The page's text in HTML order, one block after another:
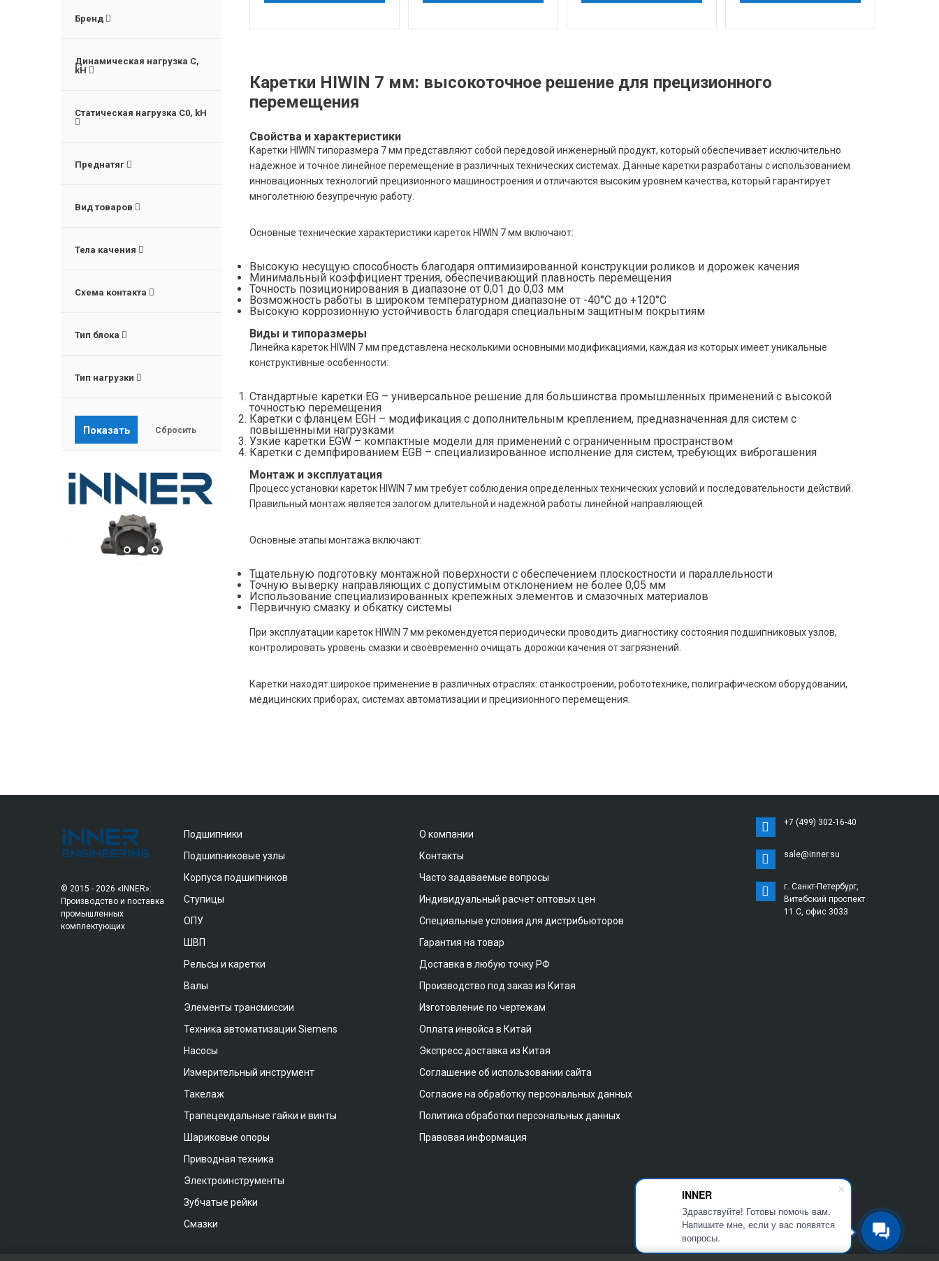
INNER
Здравствуйте! Готовы помочь вам.
Напишите мне, если у вас появятся
вопросы.
Бренд
Динамическая нагрузка C,
kН
Статическая нагрузка C0, kH
Преднатяг
Вид товаров
Тела качения
Схема контакта
Тип блока
Тип нагрузки
Каретки HIWIN 7 мм: высокоточное решение для прецизионного
перемещения
Свойства и характеристики
Каретки HIWIN типоразмера 7 мм представляют собой передовой инженерный продукт, который обеспечивает исключительно
надежное и точное линейное перемещение в различных технических системах. Данные каретки разработаны с использованием
инновационных технологий прецизионного машиностроения и отличаются высоким уровнем качества, который гарантирует
многолетнюю безупречную работу.
Основные технические характеристики кареток HIWIN 7 мм включают:
Высокую несущую способность благодаря оптимизированной конструкции роликов и дорожек качения
Минимальный коэффициент трения, обеспечивающий плавность перемещения
Точность позиционирования в диапазоне от 0,01 до 0,03 мм
Возможность работы в широком температурном диапазоне от -40°C до +120°C
Высокую коррозионную устойчивость благодаря специальным защитным покрытиям
Виды и типоразмеры
Линейка кареток HIWIN 7 мм представлена несколькими основными модификациями, каждая из которых имеет уникальные
конструктивные особенности:
Стандартные каретки EG – универсальное решение для большинства промышленных применений с высокой
точностью перемещения
Каретки с фланцем EGH – модификация с дополнительным креплением, предназначенная для систем с
повышенными нагрузками
Узкие каретки EGW – компактные модели для применений с ограниченным пространством
Каретки с демпфированием EGB – специализированное исполнение для систем, требующих виброгашения
Монтаж и эксплуатация
Процесс установки кареток HIWIN 7 мм требует соблюдения определенных технических условий и последовательности действий.
Правильный монтаж является залогом длительной и надежной работы линейной направляющей.
Основные этапы монтажа включают:
Тщательную подготовку монтажной поверхности с обеспечением плоскостности и параллельности
Точную выверку направляющих с допустимым отклонением не более 0,05 мм
Использование специализированных крепежных элементов и смазочных материалов
Первичную смазку и обкатку системы
При эксплуатации кареток HIWIN 7 мм рекомендуется периодически проводить диагностику состояния подшипниковых узлов,
контролировать уровень смазки и своевременно очищать дорожки качения от загрязнений.
Каретки находят широкое применение в различных отраслях: станкостроении, робототехнике, полиграфическом оборудовании,
медицинских приборах, системах автоматизации и прецизионного перемещения.
© 2015 - 2026 «INNER»:
Производство и поставка
промышленных
комплектующих
Подшипники
Подшипниковые узлы
Корпуса подшипников
Ступицы
ОПУ
ШВП
Рельсы и каретки
Валы
Элементы трансмиссии
Техника автоматизации Siemens
Насосы
Измерительный инструмент
Такелаж
Трапецеидальные гайки и винты
Шариковые опоры
Приводная техника
Электроинструменты
Зубчатые рейки
Смазки
О компании
Контакты
Часто задаваемые вопросы
Индивидуальный расчет оптовых цен
Специальные условия для дистрибьюторов
Гарантия на товар
Доставка в любую точку РФ
Производство под заказ из Китая
Изготовление по чертежам
Оплата инвойса в Китай
Экспресс доставка из Китая
Соглашение об использовании сайта
Согласие на обработку персональных данных
Политика обработки персональных данных
Правовая информация
+7 (499) 302-16-40
sale@inner.su
г. Санкт-Петербург,
Витебский проспект
11 С, офис 3033